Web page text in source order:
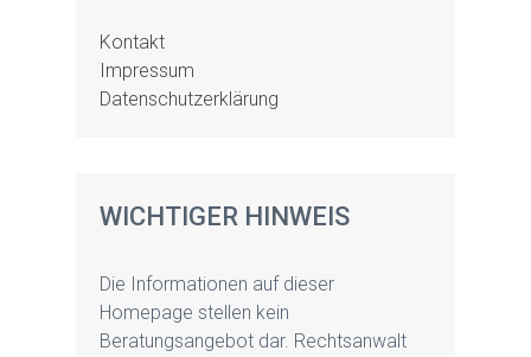
Kontakt
Impressum
Datenschutzerklärung
WICHTIGER HINWEIS
Die Informationen auf dieser
Homepage stellen kein
Beratungsangebot dar. Rechtsanwalt